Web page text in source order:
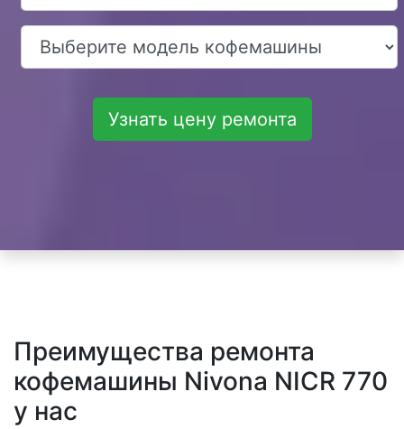
Узнать цену ремонта
Преимущества ремонта
кофемашины Nivona NICR 770
у нас